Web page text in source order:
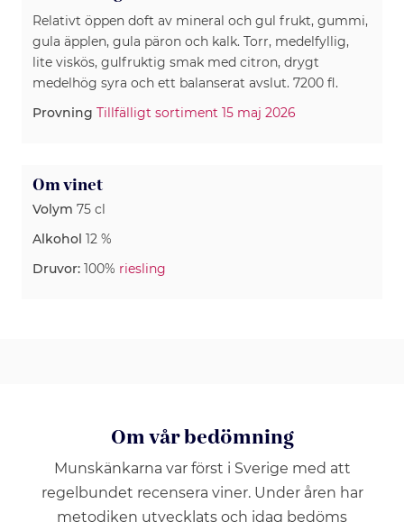
Relativt öppen doft av mineral och gul frukt, gummi,
gula äpplen, gula päron och kalk. Torr, medelfyllig,
lite viskös, gulfruktig smak med citron, drygt
medelhög syra och ett balanserat avslut. 7200 fl.
Provning Tillfälligt sortiment 15 maj 2026
Om vinet
Volym 75 cl
Alkohol 12 %
Druvor: 100% riesling
Om vår bedömning
Munskänkarna var först i Sverige med att
regelbundet recensera viner. Under åren har
metodiken utvecklats och idag bedöms